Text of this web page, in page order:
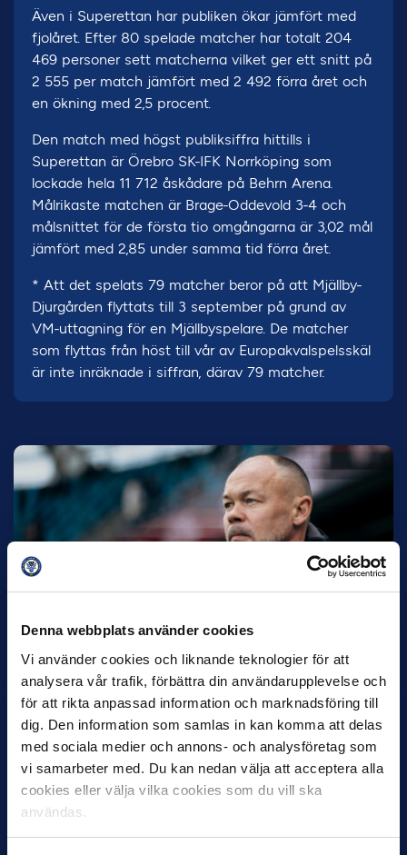
Denna webbplats använder cookies
Vi använder cookies och liknande teknologier för att
analysera vår trafik, förbättra din användarupplevelse och
för att rikta anpassad information och marknadsföring till
dig. Den information som samlas in kan komma att delas
med sociala medier och annons- och analysföretag som
vi samarbeter med. Du kan nedan välja att acceptera alla
cookies eller välja vilka cookies som du vill ska
användas.
Även i Superettan har publiken ökar jämfört med
fjolåret. Efter 80 spelade matcher har totalt 204
469 personer sett matcherna vilket ger ett snitt på
2 555 per match jämfört med 2 492 förra året och
en ökning med 2,5 procent.
Den match med högst publiksiffra hittills i
Superettan är Örebro SK-IFK Norrköping som
lockade hela 11 712 åskådare på Behrn Arena.
Målrikaste matchen är Brage-Oddevold 3-4 och
målsnittet för de första tio omgångarna är 3,02 mål
jämfört med 2,85 under samma tid förra året.
* Att det spelats 79 matcher beror på att Mjällby-
Djurgården flyttats till 3 september på grund av
VM-uttagning för en Mjällbyspelare. De matcher
som flyttas från höst till vår av Europakvalspelsskäl
är inte inräknade i siffran, därav 79 matcher.
27 JULI
Joachim Björklund tar över IFK Göteborg
Stefan Billborns uppdrag som huvudtränare i herrlaget har
avslutats.…